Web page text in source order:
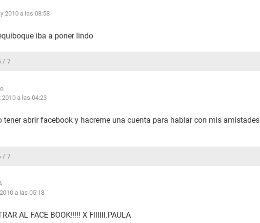
2010 a las 08:58
iba a poner lindo
/ 7
2010 a las 04:23
tener abrir facebook y hacreme una cuenta para hablar con mis amistades
/ 7
a las 05:18
AL FACE BOOK!!!!! X FIIIIII.PAULA